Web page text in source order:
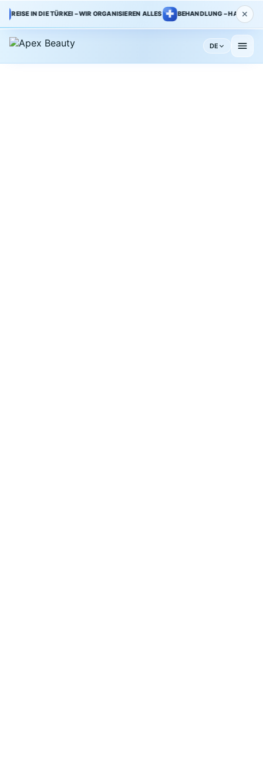
IN DIE TÜRKEI – WIR ORGANISIEREN ALLES BEHANDLUNG – HAUPTKLINIK
✕
DE